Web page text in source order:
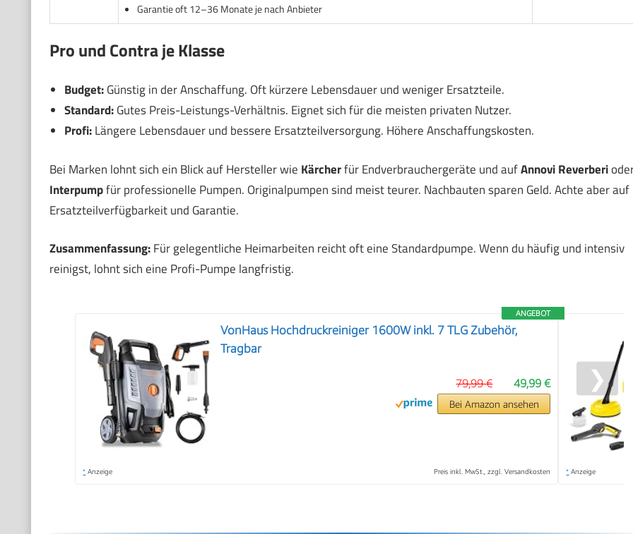
Garantie oft 12–36 Monate je nach Anbieter
Pro und Contra je Klasse
Budget:Günstig in der Anschaffung. Oft kürzere Lebensdauer und weniger Ersatzteile.
Standard:Gutes Preis-Leistungs-Verhältnis. Eignet sich für die meisten privaten Nutzer.
Profi:Längere Lebensdauer und bessere Ersatzteilversorgung. Höhere Anschaffungskosten.
Bei Marken lohnt sich ein Blick auf Hersteller wie Kärcherfür Endverbrauchergeräte und aufAnnovi Reverberi
Interpumpfür professionelle Pumpen. Originalpumpen sind meist teurer. Nachbauten sparen Geld. Achte aber auf
Ersatzteilverfügbarkeit und Garantie.
Zusammenfassung:Für gelegentliche Heimarbeiten reicht oft eine Standardpumpe. Wenn du häufig und intensiv
reinigst, lohnt sich eine Profi-Pumpe langfristig.
ANGEBOT
VonHaus Hochdruckreiniger 1600W inkl. 7 TLG Zubehör,
Tragbar
49,99 €
79,99 €
Bei Amazon ansehen
* Anzeige Preis inkl. MwSt., zzgl. Versandkosten * Anzeige
❯